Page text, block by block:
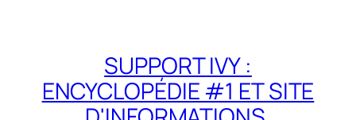
SUPPORT IVY :
ENCYCLOPÉDIE #1 ET SITE